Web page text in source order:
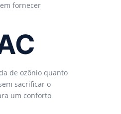
fornecer
de ozônio quanto
sacrificar o
um conforto